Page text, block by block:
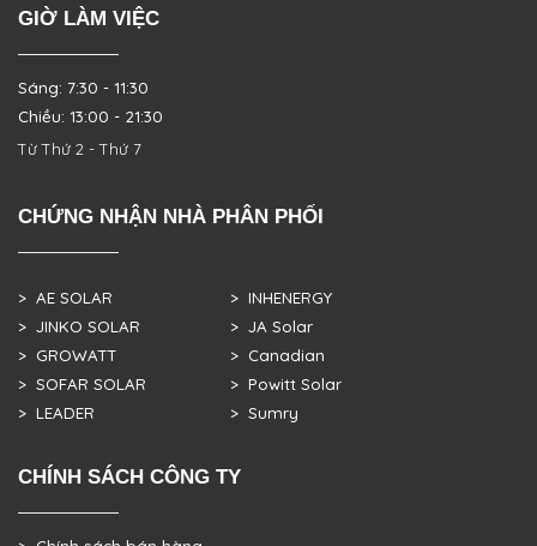
GIỜ LÀM VIỆC
Sáng: 7:30 - 11:30
Chiều: 13:00 - 21:30
Từ Thứ 2 - Thứ 7
CHỨNG NHẬN NHÀ PHÂN PHỐI
> AE SOLAR
> JINKO SOLAR
> GROWATT
> SOFAR SOLAR
> LEADER
> INHENERGY
> JA Solar
> Canadian
> Powitt Solar
> Sumry
CHÍNH SÁCH CÔNG TY